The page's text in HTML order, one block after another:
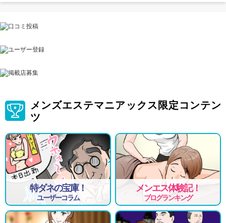
メンズエステマニアックス限定コンテン
ツ
特ダネの宝庫！
ユーザーコラム
メンエス体験記！
ブログランキング